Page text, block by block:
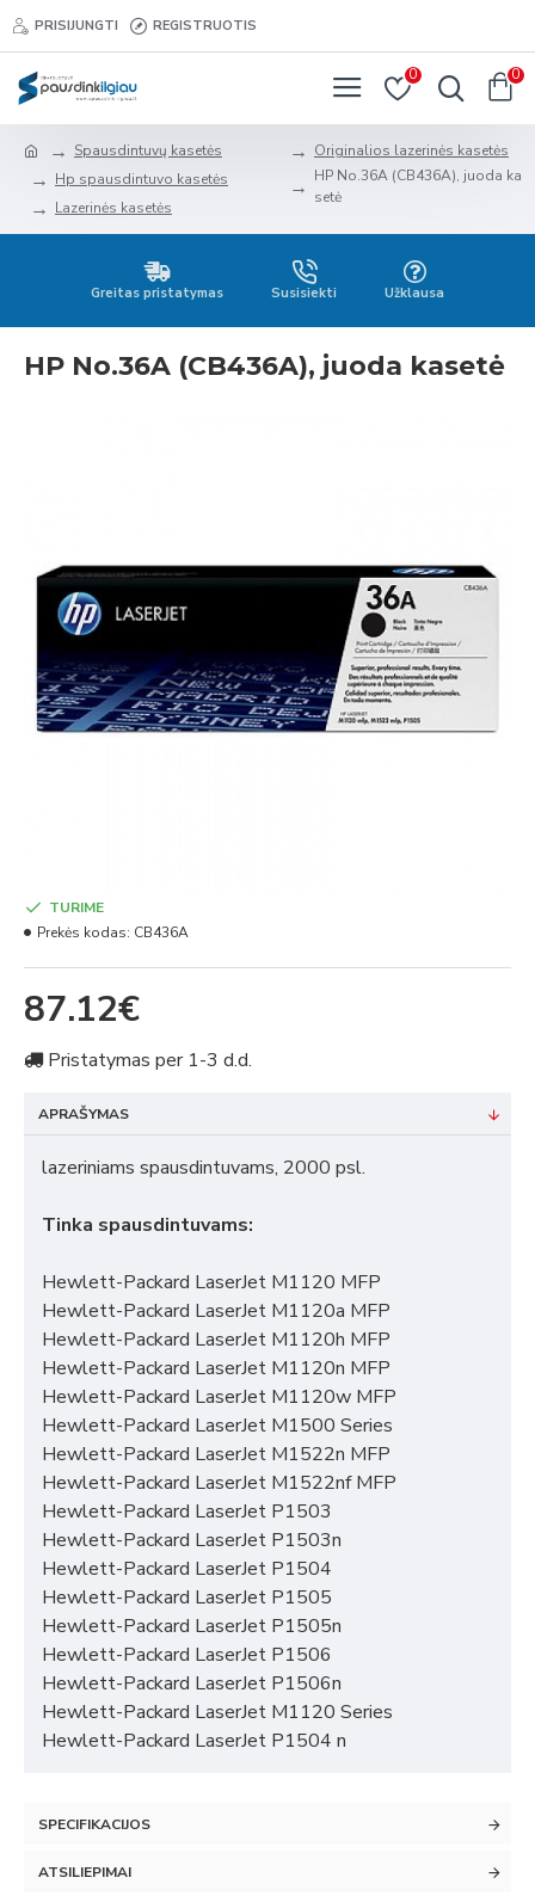
PRISIJUNGTI REGISTRUOTIS
0 0
Spausdintuvų kasetės
Hp spausdintuvo kasetės
Lazerinės kasetės
Originalios lazerinės kasetės
HP No.36A (CB436A), juoda ka
setė
Greitas pristatymas Susisiekti Užklausa
HP No.36A (CB436A), juoda kasetė
87.12€
TURIME
Prekės kodas: CB436A
Pristatymas per 1-3 d.d.
APRAŠYMAS
lazeriniams spausdintuvams, 2000 psl.
Tinka spausdintuvams:
Hewlett-Packard LaserJet M1120 MFP
Hewlett-Packard LaserJet M1120a MFP
Hewlett-Packard LaserJet M1120h MFP
Hewlett-Packard LaserJet M1120n MFP
Hewlett-Packard LaserJet M1120w MFP
Hewlett-Packard LaserJet M1500 Series
Hewlett-Packard LaserJet M1522n MFP
Hewlett-Packard LaserJet M1522nf MFP
Hewlett-Packard LaserJet P1503
Hewlett-Packard LaserJet P1503n
Hewlett-Packard LaserJet P1504
Hewlett-Packard LaserJet P1505
Hewlett-Packard LaserJet P1505n
Hewlett-Packard LaserJet P1506
Hewlett-Packard LaserJet P1506n
Hewlett-Packard LaserJet M1120 Series
Hewlett-Packard LaserJet P1504 n
SPECIFIKACIJOS
ATSILIEPIMAI